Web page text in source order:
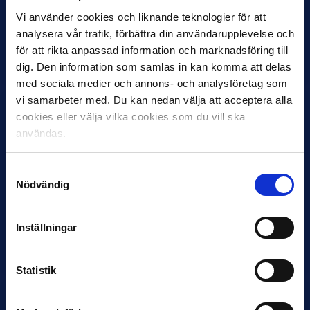
Vi använder cookies och liknande teknologier för att
analysera vår trafik, förbättra din användarupplevelse och
för att rikta anpassad information och marknadsföring till
dig. Den information som samlas in kan komma att delas
med sociala medier och annons- och analysföretag som
vi samarbeter med. Du kan nedan välja att acceptera alla
cookies eller välja vilka cookies som du vill ska
användas.
Nödvändig
Inställningar
Statistik
Joachim Björklund tar över IFK Göteborg
Under måndagseftermiddagen meddelade IFK Göteborg att
Stefan Billborns uppdrag som huvudtränare i herrlaget har
Helstrup ny tränare i Malmö FF